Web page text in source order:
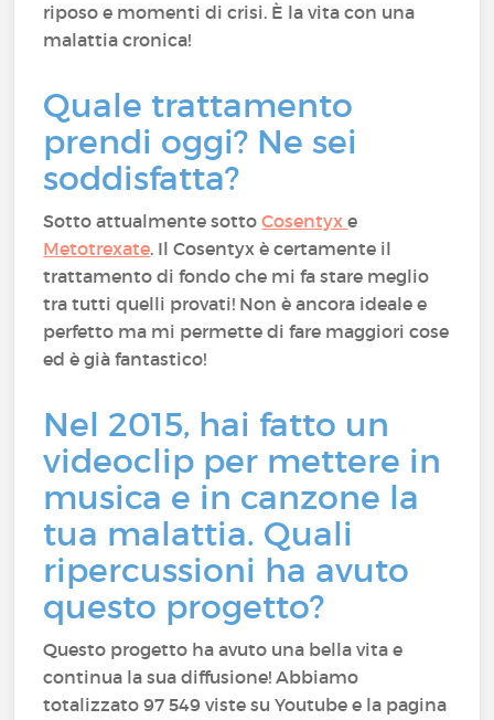
riposo e momenti di crisi. È la vita con una
malattia cronica!
Quale trattamento
prendi oggi? Ne sei
soddisfatta?
Sotto attualmente sottoCosentyxe
Metotrexate. Il Cosentyx è certamente il
trattamento di fondo che mi fa stare meglio
tra tutti quelli provati! Non è ancora ideale e
perfetto ma mi permette di fare maggiori cose
ed è già fantastico!
Nel 2015, hai fatto un
videoclip per mettere in
musica e in canzone la
tua malattia. Quali
ripercussioni ha avuto
questo progetto?
Questo progetto ha avuto una bella vita e
continua la sua diffusione! Abbiamo
totalizzato 97 549 viste su Youtube e la pagina